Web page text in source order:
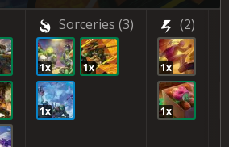
Sorceries (3)
1x 1x
1x
(2)
1x
1x